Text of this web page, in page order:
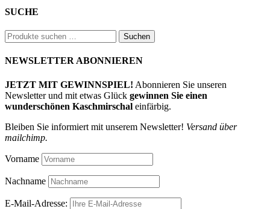
SUCHE
Suchen
nach:
Suchen
NEWSLETTER ABONNIEREN
JETZT MIT GEWINNSPIEL! Abonnieren Sie unseren
Newsletter und mit etwas Glück gewinnen Sie einen
wunderschönen Kaschmirschal einfärbig.
Bleiben Sie informiert mit unserem Newsletter! Versand über
mailchimp.
Vorname
Nachname
E-Mail-Adresse: